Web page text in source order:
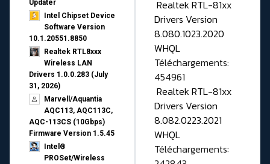
Updater​
Intel Chipset Device
Software Version
10.1.20551.8850
Realtek RTL8xxx
Wireless LAN
Drivers 1.0.0.283 (July
31, 2026)
Marvell/Aquantia
AQC113, AQC113C,
AQC-113CS (10Gbps)
Firmware Version 1.5.45
Intel®
PROSet/Wireless
Realtek RTL-81xx
Drivers Version
8.080.1023.2020
WHQL
Téléchargements:
454961
Realtek RTL-81xx
Drivers Version
8.082.0223.2021
WHQL
Téléchargements: